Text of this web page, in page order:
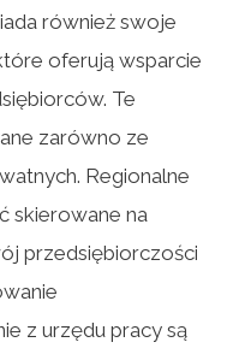
również swoje
oferują wsparcie
Te
zarówno ze
Regionalne
skierowane na
przedsiębiorczości
z urzędu pracy są